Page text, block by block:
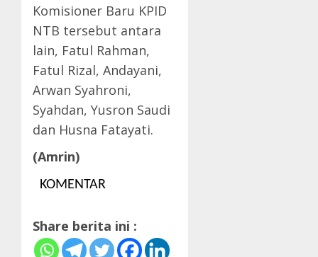
Komisioner Baru KPID
NTB tersebut antara
lain, Fatul Rahman,
Fatul Rizal, Andayani,
Arwan Syahroni,
Syahdan, Yusron Saudi
dan Husna Fatayati.
(Amrin)
KOMENTAR
Share berita ini :